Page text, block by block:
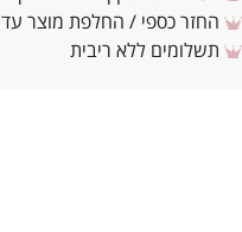
החזר כספי / החלפת מוצר עד 14 יום
תשלומים ללא ריבית